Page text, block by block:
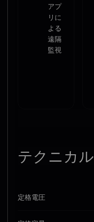
アプ
リに
よる
遠隔
監視
テクニカル
定格電圧